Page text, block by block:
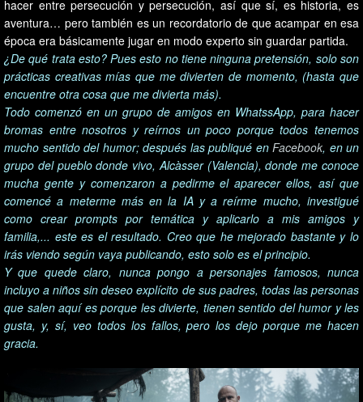
hacer entre persecución y persecución, así que sí, es historia, es
aventura… pero también es un recordatorio de que acampar en esa
época era básicamente jugar en modo experto sin guardar partida.
¿De qué trata esto? Pues esto no tiene ninguna pretensión, solo son
prácticas creativas mías que me divierten de momento, (hasta que
encuentre otra cosa que me divierta más).
Todo comenzó en un grupo de amigos en WhatssApp, para hacer
bromas entre nosotros y reírnos un poco porque todos tenemos
mucho sentido del humor; después las publiqué en Facebook, en un
grupo del pueblo donde vivo, Alcàsser (Valencia), donde me conoce
mucha gente y comenzaron a pedirme el aparecer ellos, así que
comencé a meterme más en la IA y a reírme mucho, investigué
como crear prompts por temática y aplicarlo a mis amigos y
familia,... este es el resultado. Creo que he mejorado bastante y lo
irás viendo según vaya publicando, esto solo es el principio.
Y que quede claro, nunca pongo a personajes famosos, nunca
incluyo a niños sin deseo explícito de sus padres, todas las personas
que salen aquí es porque les divierte, tienen sentido del humor y les
gusta, y, sí, veo todos los fallos, pero los dejo porque me hacen
gracia.